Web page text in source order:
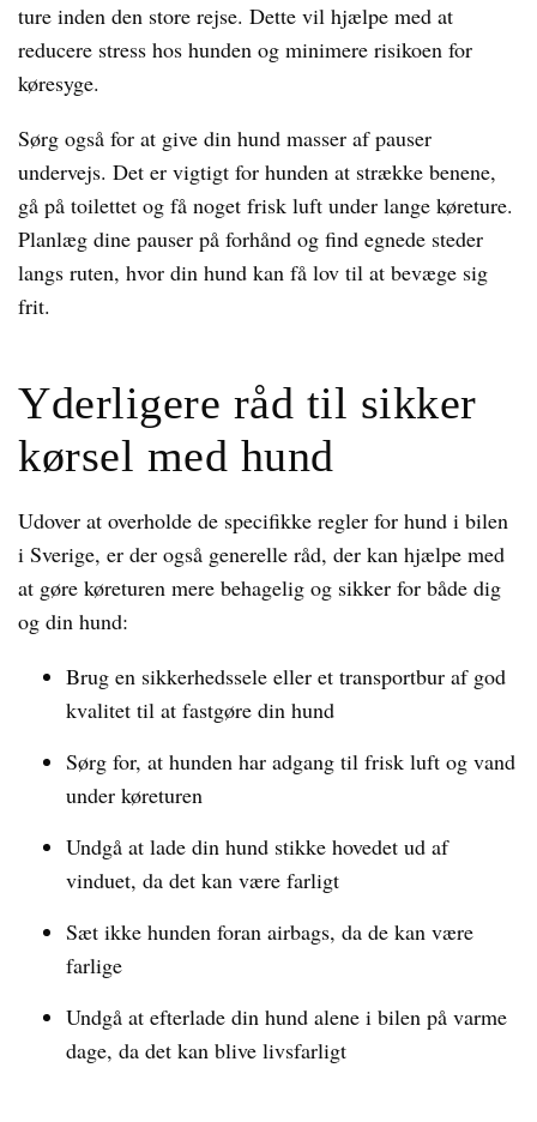
ture inden den store rejse. Dette vil hjælpe med at
reducere stress hos hunden og minimere risikoen for
køresyge.
Sørg også for at give din hund masser af pauser
undervejs. Det er vigtigt for hunden at strække benene,
gå på toilettet og få noget frisk luft under lange køreture.
Planlæg dine pauser på forhånd og find egnede steder
langs ruten, hvor din hund kan få lov til at bevæge sig
frit.
Yderligere råd til sikker
kørsel med hund
Udover at overholde de specifikke regler for hund i bilen
i Sverige, er der også generelle råd, der kan hjælpe med
at gøre køreturen mere behagelig og sikker for både dig
og din hund:
Brug en sikkerhedssele eller et transportbur af god
kvalitet til at fastgøre din hund
Sørg for, at hunden har adgang til frisk luft og vand
under køreturen
Undgå at lade din hund stikke hovedet ud af
vinduet, da det kan være farligt
Sæt ikke hunden foran airbags, da de kan være
farlige
Undgå at efterlade din hund alene i bilen på varme
dage, da det kan blive livsfarligt